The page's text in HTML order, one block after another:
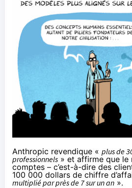
Anthropic revendique « plus de
professionnels » et affirme que le
comptes – c’est-à-dire des
100 000 dollars de chiffre
multiplié par près de 7 sur un an ».